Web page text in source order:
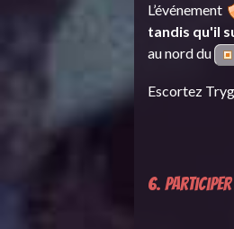
L’événement
tandis qu'il
au nord du
Escortez
6.